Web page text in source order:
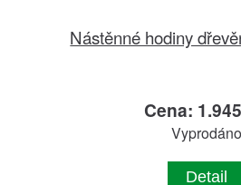
Nástěnné hodiny
Cena:
Vyprodáno
Detail